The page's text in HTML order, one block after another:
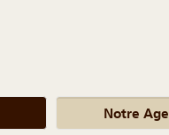
Notre